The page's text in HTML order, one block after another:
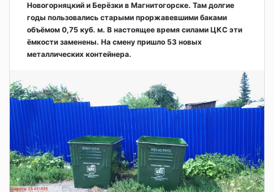
Новогорняцкий и Берёзки в Магнитогорске. Там долгие
годы пользовались старыми проржавевшими баками
объёмом 0,75 куб. м. В настоящее время силами ЦКС эти
ёмкости заменены. На смену пришло 53 новых
металлических контейнера.